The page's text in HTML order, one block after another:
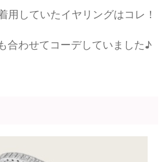
用していたイヤリングはコレ！
合わせてコーデしていました♪